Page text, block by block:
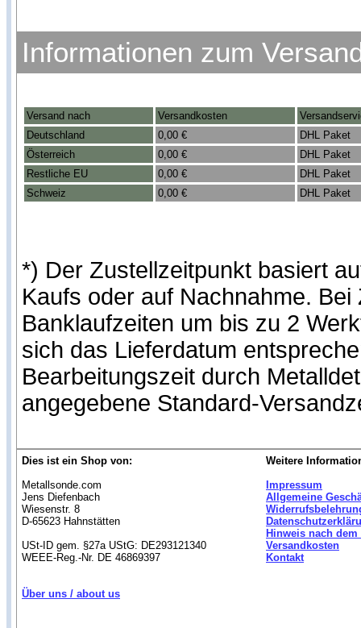
Informationen zum
Versand nach Versandkosten
Deutschland
0,00 €
DHL Paket
Österreich
0,00 €
DHL Paket
Restliche EU
0,00 €
DHL Paket
Schweiz
0,00 € DHL Paket
*) Der Zustellzeitpunkt basiert
Kaufs oder auf Nachnahme.
Banklaufzeiten um bis zu 2
sich das Lieferdatum
Bearbeitungszeit durch
angegebene Standard-
Dies ist ein Shop von:
Metallsonde.com
Jens Diefenbach
Wiesenstr. 8
D-65623 Hahnstätten
USt-ID gem. §27a UStG: DE293121340
WEEE-Reg.-Nr. DE 46869397
Über uns / about us
Weitere
Impressum
Allgemeine
Hinweis nach
Versandkosten
Kontakt